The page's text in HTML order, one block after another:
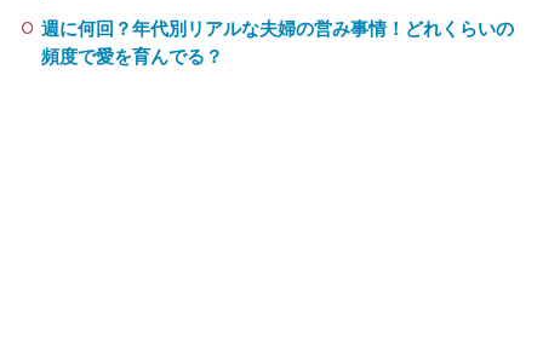
週に何回？年代別リアルな夫婦の営み事情！どれくらいの
頻度で愛を育んでる？